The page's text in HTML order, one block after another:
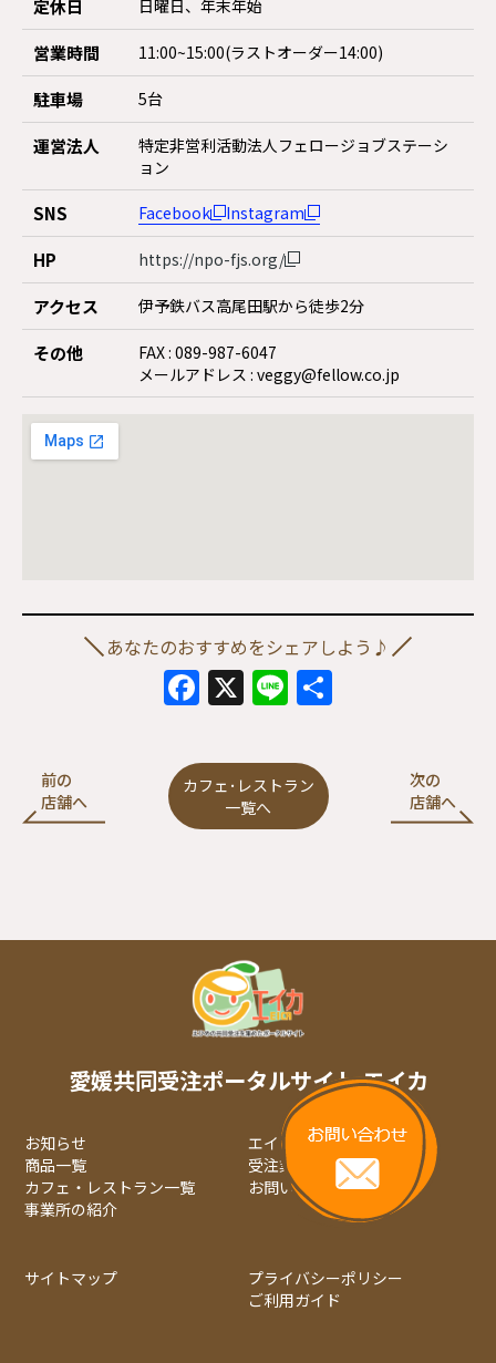
定休日 日曜日、年末年始
営業時間 11:00~15:00(ラストオーダー14:00)
駐車場 5台
運営法人
特定非営利活動法人フェロージョブステーシ
ョン
SNS Facebook Instagram
HP https://npo-fjs.org/
アクセス 伊予鉄バス高尾田駅から徒歩2分
その他
FAX : 089-987-6047
メールアドレス : veggy@fellow.co.jp
あなたのおすすめをシェアしよう♪
Facebook
X Line
前の
店舗へ
次の
店舗へ
カフェ･レストラン
一覧へ
愛媛共同受注ポータルサイト エイカ
お知らせ
商品一覧
カフェ・レストラン一覧
事業所の紹介
エイカについて
受注業務について
お問い合わせ
サイトマップ
プライバシーポリシー
ご利用ガイド